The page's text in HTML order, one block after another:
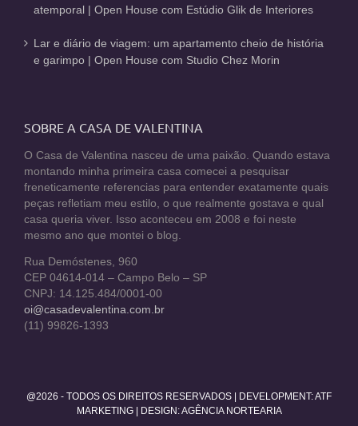
atemporal | Open House com Estúdio Glik de Interiores
Lar e diário de viagem: um apartamento cheio de história
e garimpo | Open House com Studio Chez Morin
SOBRE A CASA DE VALENTINA
O Casa de Valentina nasceu de uma paixão. Quando estava
montando minha primeira casa comecei a pesquisar
freneticamente referencias para entender exatamente quais
peças refletiam meu estilo, o que realmente gostava e qual
casa queria viver. Isso aconteceu em 2008 e foi neste
mesmo ano que montei o blog.
Rua Demóstenes, 960
CEP 04614-014 – Campo Belo – SP
CNPJ: 14.125.484/0001-00
oi@casadevalentina.com.br
(11) 99826-1393
@2026 - TODOS OS DIREITOS RESERVADOS | DEVELOPMENT:ATF
MARKETING| DESIGN: AGÊNCIA NORTEARIA